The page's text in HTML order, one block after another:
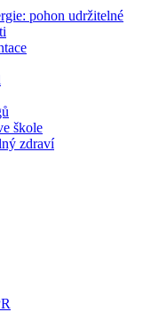
pohon udržitelné
škole
zdraví